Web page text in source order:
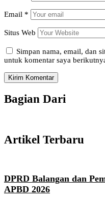
Email *
Situs Web
Simpan nama, email, dan
untuk komentar saya
Bagian Dari
Artikel Terbaru
DPRD Balangan dan
APBD 2026